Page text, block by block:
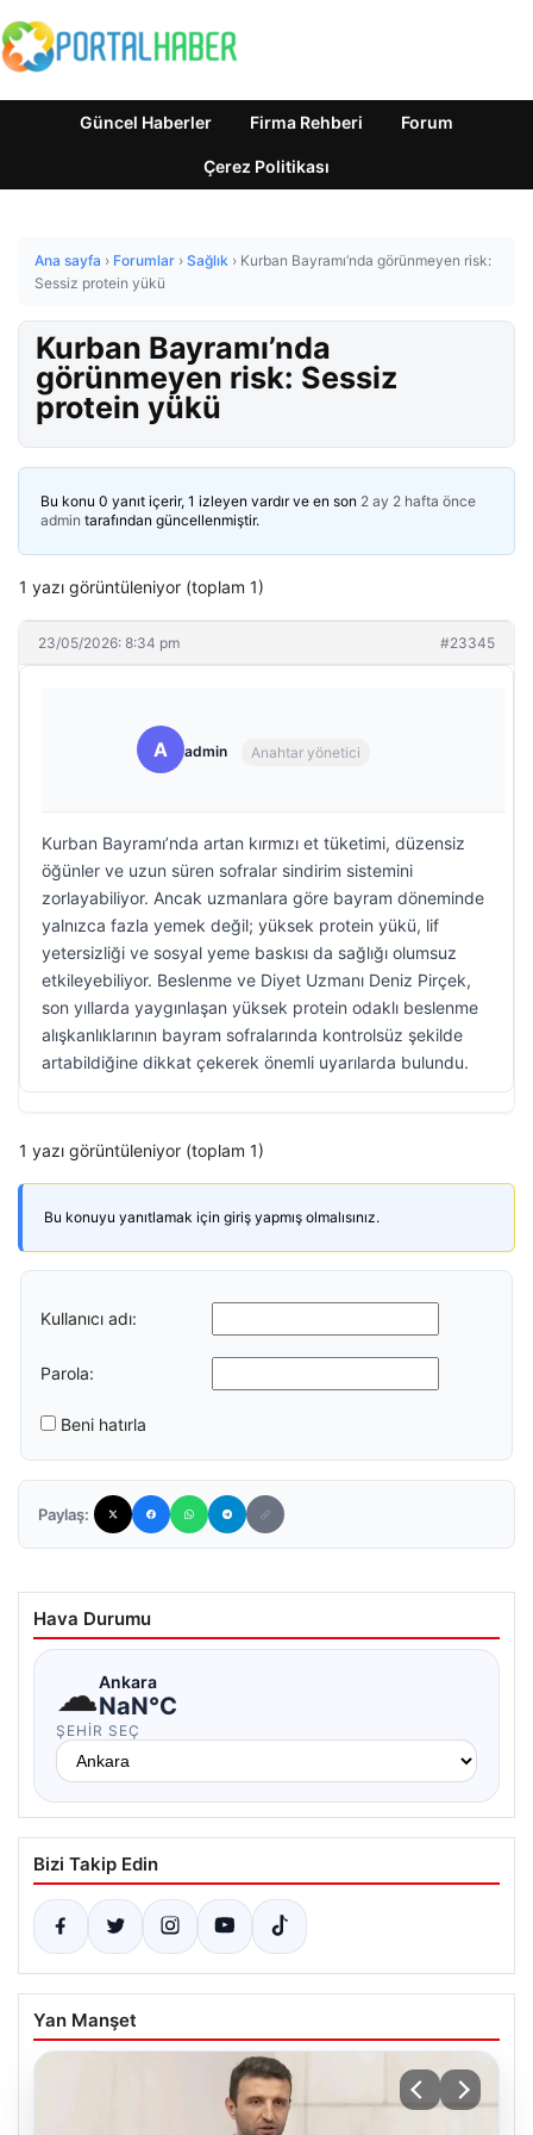
Güncel Haberler Firma Rehberi Forum
Çerez Politikası
Ana sayfa › Forumlar › Sağlık › Kurban Bayramı’nda görünmeyen risk:
Sessiz protein yükü
Kurban Bayramı’nda
görünmeyen risk: Sessiz
protein yükü
Bu konu 0 yanıt içerir, 1 izleyen vardır ve en son 2 ay 2 hafta önce
admin tarafından güncellenmiştir.
1 yazı görüntüleniyor (toplam 1)
23/05/2026: 8:34 pm #23345
A admin Anahtar yönetici
Kurban Bayramı’nda artan kırmızı et tüketimi, düzensiz
öğünler ve uzun süren sofralar sindirim sistemini
zorlayabiliyor. Ancak uzmanlara göre bayram döneminde
yalnızca fazla yemek değil; yüksek protein yükü, lif
yetersizliği ve sosyal yeme baskısı da sağlığı olumsuz
etkileyebiliyor. Beslenme ve Diyet Uzmanı Deniz Pirçek,
son yıllarda yaygınlaşan yüksek protein odaklı beslenme
alışkanlıklarının bayram sofralarında kontrolsüz şekilde
artabildiğine dikkat çekerek önemli uyarılarda bulundu.
1 yazı görüntüleniyor (toplam 1)
Bu konuyu yanıtlamak için giriş yapmış olmalısınız.
Kullanıcı adı:
Parola:
Beni hatırla
Paylaş:
Hava Durumu
☁Ankara
NaN°C
ŞEHIR SEÇ
Bizi Takip Edin
Yan Manşet